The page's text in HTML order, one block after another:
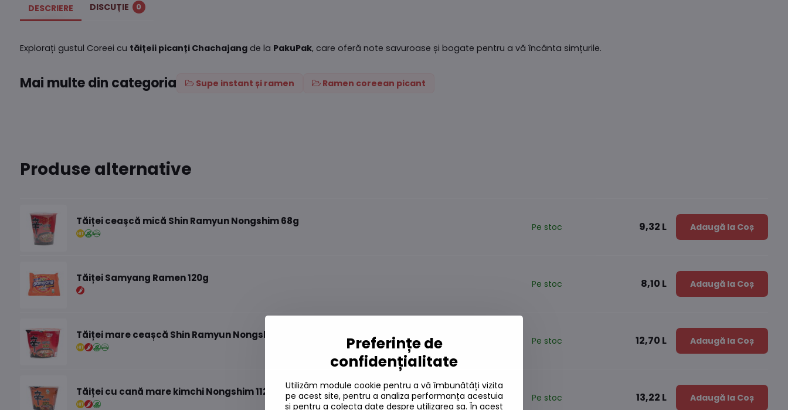
DESCRIERE DISCUȚIE 0
Explorați gustul Coreei cu tăițeii picanți Chachajangde la PakuPak, care oferă note savuroase și bogate pentru a vă încânta simțurile.
Mai multe din categoria Supe instant și ramen Ramen coreean picant
Produse alternative
Tăiței ceașcă mică Shin Ramyun Nongshim 68g Pe stoc 9,32 L Adaugă la Coș
Tăiței Samyang Ramen 120g Pe stoc 8,10 L Adaugă la Coș
Tăiței mare ceașcă Shin Ramyun Nongshim 114g Pe stoc 12,70 L Adaugă la Coș
Tăiței cu cană mare kimchi Nongshim 112g Pe stoc 13,22 L Adaugă la Coș
Preferințe de
confidențialitate
Utilizăm module cookie pentru a vă îmbunătăți vizita
pe acest site, pentru a analiza performanța acestuia
și pentru a colecta date despre utilizarea sa. În acest